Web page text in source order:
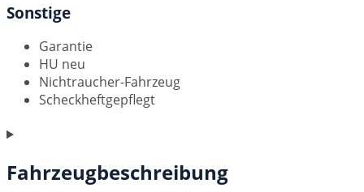
Sonstige
Garantie
HU neu
Nichtraucher-Fahrzeug
Scheckheftgepflegt
Fahrzeugbeschreibung